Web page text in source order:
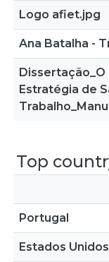
Logo afiet.jpg
Ana Batalha -
Dissertação_O
Estratégia de
Top
Portugal
Estados Unidos